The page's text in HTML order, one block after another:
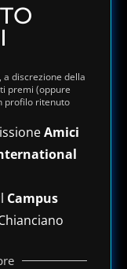
discrezione della
premi (oppure
profilo ritenuto
Amici
Campus